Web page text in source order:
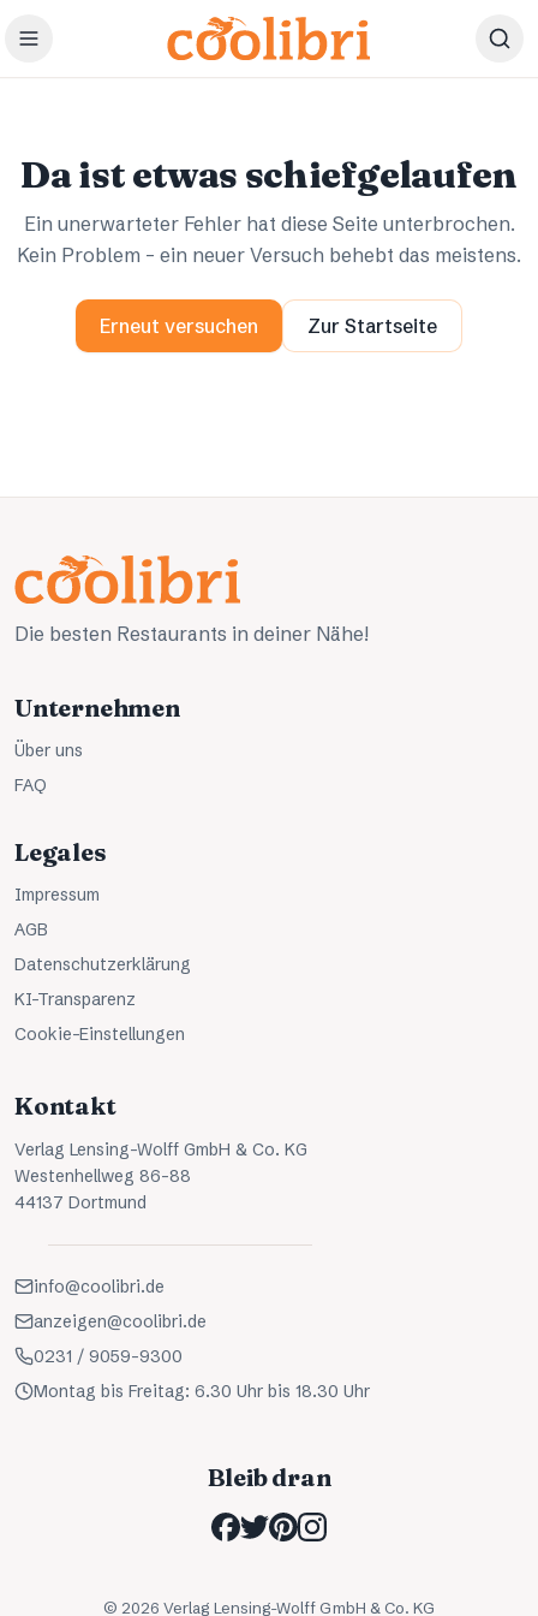
Zum Hauptinhalt springen
Da ist etwas schiefgelaufen
Ein unerwarteter Fehler hat diese Seite unterbrochen.
Kein Problem – ein neuer Versuch behebt das meistens.
Erneut versuchen Zur Startseite
Die besten Restaurants in deiner Nähe!
Unternehmen
Über uns
FAQ
Legales
Impressum
AGB
Datenschutzerklärung
KI-Transparenz
Cookie-Einstellungen
Kontakt
Verlag Lensing-Wolff GmbH & Co. KG
Westenhellweg 86-88
44137 Dortmund
info@coolibri.de
anzeigen@coolibri.de
0231 / 9059-9300
Montag bis Freitag: 6.30 Uhr bis 18.30 Uhr
Bleib dran
© 2026 Verlag Lensing-Wolff GmbH & Co. KG